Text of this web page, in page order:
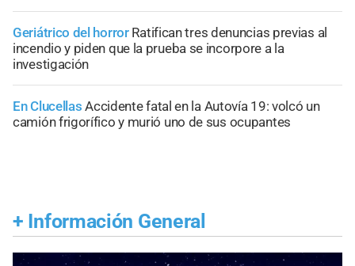
Geriátrico del horror Ratifican tres denuncias previas al
incendio y piden que la prueba se incorpore a la
investigación
En Clucellas Accidente fatal en la Autovía 19: volcó un
camión frigorífico y murió uno de sus ocupantes
+ Información General